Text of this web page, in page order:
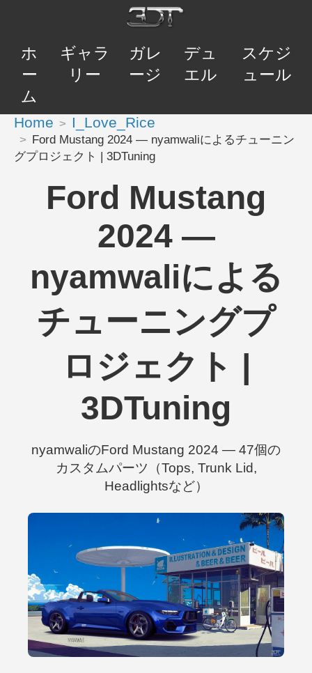
ホ
ー
ム
ギャラ
リー
ガレ
ージ
デュ
エル
スケジ
ュール
Home I_Love_Rice
Ford Mustang 2024 — nyamwaliによるチューニン
グプロジェクト | 3DTuning
Ford Mustang
2024 —
nyamwaliによる
チューニングプ
ロジェクト |
3DTuning
nyamwaliのFord Mustang 2024 — 47個の
カスタムパーツ（Tops, Trunk Lid,
Headlightsなど）